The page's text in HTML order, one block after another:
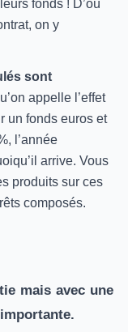
fonds ! D’où
on y
sont
appelle l’effet
un fonds euros et
l’année
arrive. Vous
produits sur ces
composés.
mais avec une